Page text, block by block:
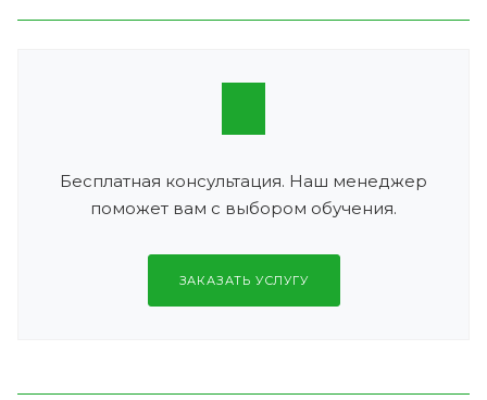
Бесплатная консультация. Наш менеджер
поможет вам с выбором обучения.
ЗАКАЗАТЬ УСЛУГУ